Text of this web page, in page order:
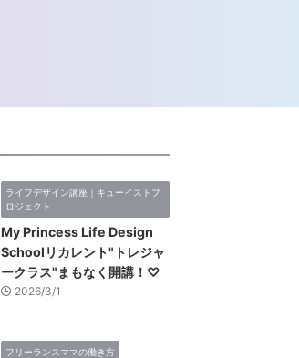
ライフデザイン講座｜キューイストプ
ロジェクト
My Princess Life Design
Schoolリカレント"トレジャ
ークラス"まもなく開講！♡
2026/3/1
フリーランスママの働き方